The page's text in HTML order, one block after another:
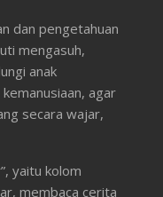
dan pengetahuan
mengasuh,
anak
agar
secara wajar,
yaitu kolom
membaca cerita